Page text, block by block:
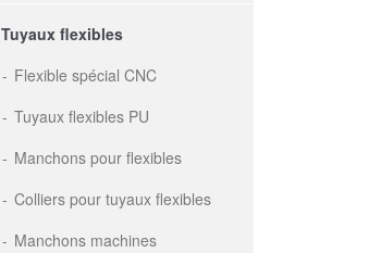
Tuyaux flexibles
Flexible spécial CNC
Tuyaux flexibles PU
Manchons pour flexibles
Colliers pour tuyaux flexibles
Manchons machines